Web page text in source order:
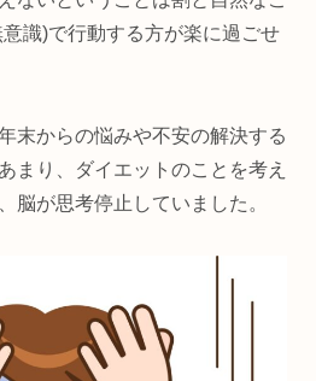
識)で行動する方が楽に過ごせ
末からの悩みや不安の解決する
まり、ダイエットのことを考え
脳が思考停止していました。